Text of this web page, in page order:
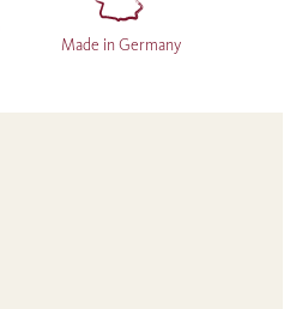
Made in Germany